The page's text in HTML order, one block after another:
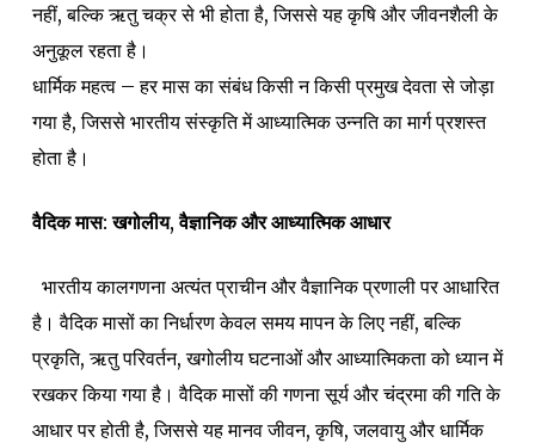
नहीं, बल्कि ऋतु चक्र से भी होता है, जिससे यह कृषि और जीवनशैली के
अनुकूल रहता है।
धार्मिक महत्व – हर मास का संबंध किसी न किसी प्रमुख देवता से जोड़ा
गया है, जिससे भारतीय संस्कृति में आध्यात्मिक उन्नति का मार्ग प्रशस्त
होता है।
वैदिक मास: खगोलीय, वैज्ञानिक और आध्यात्मिक आधार
भारतीय कालगणना अत्यंत प्राचीन और वैज्ञानिक प्रणाली पर आधारित
है। वैदिक मासों का निर्धारण केवल समय मापन के लिए नहीं, बल्कि
प्रकृति, ऋतु परिवर्तन, खगोलीय घटनाओं और आध्यात्मिकता को ध्यान में
रखकर किया गया है। वैदिक मासों की गणना सूर्य और चंद्रमा की गति के
आधार पर होती है, जिससे यह मानव जीवन, कृषि, जलवायु और धार्मिक